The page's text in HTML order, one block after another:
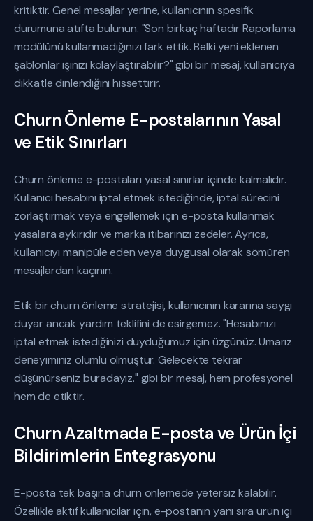
kritiktir. Genel mesajlar yerine, kullanıcının spesifik
durumuna atıfta bulunun. "Son birkaç haftadır Raporlama
modülünü kullanmadığınızı fark ettik. Belki yeni eklenen
şablonlar işinizi kolaylaştırabilir?" gibi bir mesaj, kullanıcıya
dikkatle dinlendiğini hissettirir.
Churn Önleme E-postalarının Yasal
ve Etik Sınırları
Churn önleme e-postaları yasal sınırlar içinde kalmalıdır.
Kullanıcı hesabını iptal etmek istediğinde, iptal sürecini
zorlaştırmak veya engellemek için e-posta kullanmak
yasalara aykırıdır ve marka itibarınızı zedeler. Ayrıca,
kullanıcıyı manipüle eden veya duygusal olarak sömüren
mesajlardan kaçının.
Etik bir churn önleme stratejisi, kullanıcının kararına saygı
duyar ancak yardım teklifini de esirgemez. "Hesabınızı
iptal etmek istediğinizi duyduğumuz için üzgünüz. Umarız
deneyiminiz olumlu olmuştur. Gelecekte tekrar
düşünürseniz buradayız." gibi bir mesaj, hem profesyonel
hem de etiktir.
Churn Azaltmada E-posta ve Ürün İçi
Bildirimlerin Entegrasyonu
E-posta tek başına churn önlemede yetersiz kalabilir.
Özellikle aktif kullanıcılar için, e-postanın yanı sıra ürün içi